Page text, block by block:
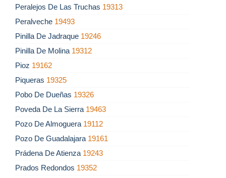
Peralejos De Las Truchas 19313
Peralveche 19493
Pinilla De Jadraque 19246
Pinilla De Molina 19312
Pioz 19162
Piqueras 19325
Pobo De Dueñas 19326
Poveda De La Sierra 19463
Pozo De Almoguera 19112
Pozo De Guadalajara 19161
Prádena De Atienza 19243
Prados Redondos 19352